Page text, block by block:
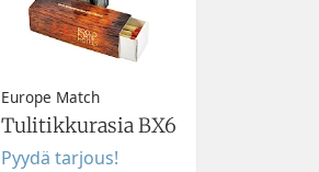
Europe Match
Tulitikkurasia BX6
Pyydä tarjous!